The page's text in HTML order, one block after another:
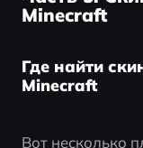
Minecraft
Где найти
Minecraft
Вот несколько